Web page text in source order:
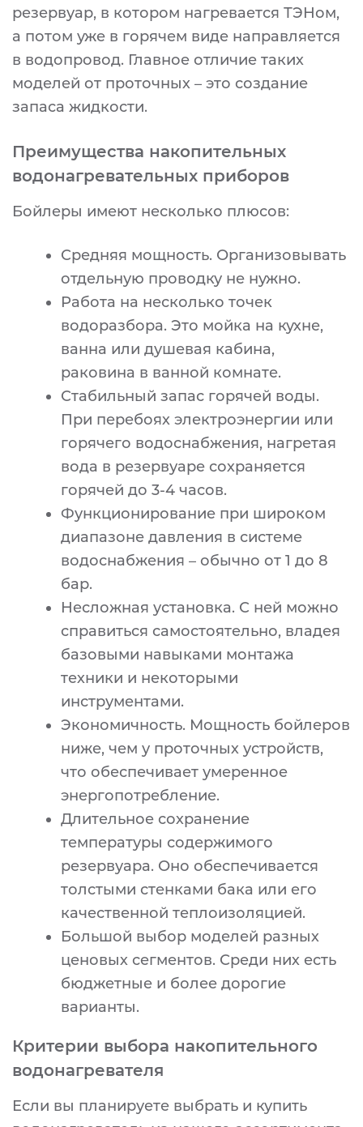
резервуар, в котором нагревается ТЭНом,
а потом уже в горячем виде направляется
в водопровод. Главное отличие таких
моделей от проточных – это создание
запаса жидкости.
Преимущества накопительных
водонагревательных приборов
Бойлеры имеют несколько плюсов:
Средняя мощность. Организовывать
отдельную проводку не нужно.
Работа на несколько точек
водоразбора. Это мойка на кухне,
ванна или душевая кабина,
раковина в ванной комнате.
Стабильный запас горячей воды.
При перебоях электроэнергии или
горячего водоснабжения, нагретая
вода в резервуаре сохраняется
горячей до 3-4 часов.
Функционирование при широком
диапазоне давления в системе
водоснабжения – обычно от 1 до 8
бар.
Несложная установка. С ней можно
справиться самостоятельно, владея
базовыми навыками монтажа
техники и некоторыми
инструментами.
Экономичность. Мощность бойлеров
ниже, чем у проточных устройств,
что обеспечивает умеренное
энергопотребление.
Длительное сохранение
температуры содержимого
резервуара. Оно обеспечивается
толстыми стенками бака или его
качественной теплоизоляцией.
Большой выбор моделей разных
ценовых сегментов. Среди них есть
бюджетные и более дорогие
варианты.
Критерии выбора накопительного
водонагревателя
Если вы планируете выбрать и купить